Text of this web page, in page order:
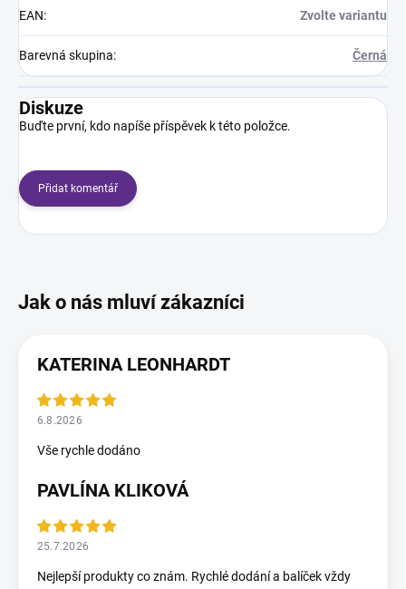
EAN: Zvolte variantu
Barevná skupina: Černá
Diskuze
Buďte první, kdo napíše příspěvek k této položce.
Přidat komentář
KATERINA LEONHARDT
6.8.2026
Vše rychle dodáno
PAVLÍNA KLIKOVÁ
25.7.2026
Nejlepší produkty co znám. Rychlé dodání a balíček vždy